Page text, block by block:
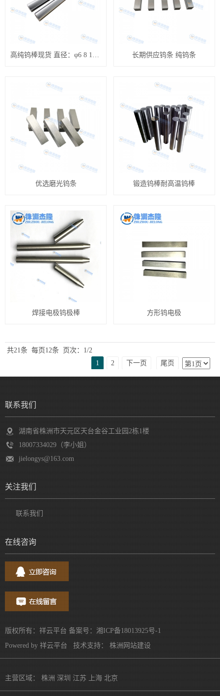
长期供应钨条 纯钨条
优选磨光钨条 锻造钨棒耐高温钨棒
焊接电极钨极棒 方形钨电极
共21条 每页12条
页次：1/2
1
2 下一页 尾页
联系我们
湖南省株洲市天元区天台金谷工业园2栋1楼
18007334029（李小姐）
jielongys@163.com
关注我们
联系我们
在线咨询
版权所有：祥云平台 备案号： 湘ICP备18013925号-1
Powered by 祥云平台 技术支持： 株洲网站建设
主营区域： 株洲 深圳 江苏 上海 北京